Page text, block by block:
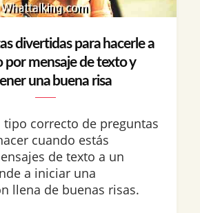
divertidas para hacerle a
por mensaje de texto y
una buena risa
tipo correcto de preguntas
cuando estás
de texto a un
a iniciar una
llena de buenas risas.